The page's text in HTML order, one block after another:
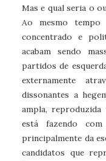
Mas e qual seria o
Ao mesmo
concentrado e
acabam sendo
partidos de
externamente
dissonantes a
ampla, reproduzida
está fazendo
principalmente da
candidatos que